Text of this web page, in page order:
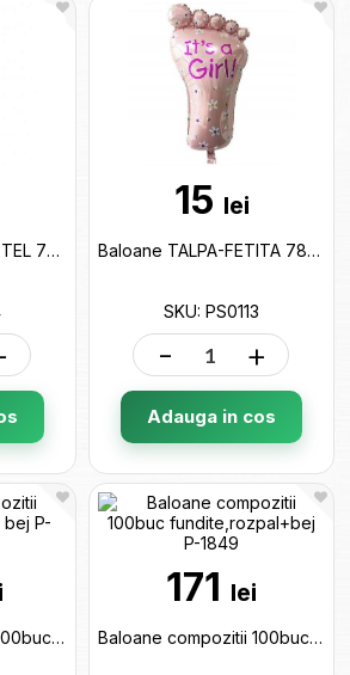
Baloane TALPA-BAIETEL 78cm A311 PS0114
15 lei
Baloane TALPA-FETITA 78cm A310 PS0113
SKU: PS0113
- +
Adauga in cos
Baloane compozitii 100buc Let s party bej P-2022
171 lei
Baloane compozitii 100buc fundite,rozpal+bej P-1849